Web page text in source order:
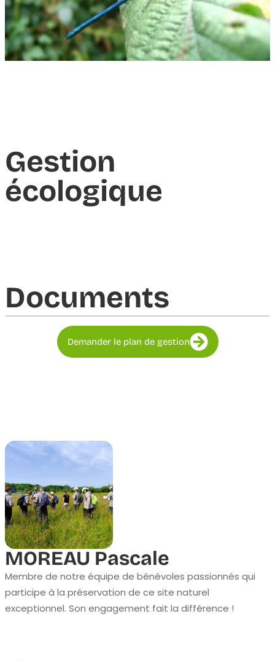
Gestion
écologique
Documents​
Demander le plan de gestion
MOREAU Pascale
Membre de notre équipe de bénévoles passionnés qui
participe à la préservation de ce site naturel
exceptionnel. Son engagement fait la différence !